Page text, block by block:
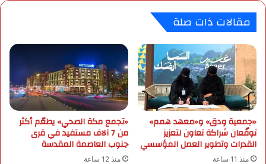
ا
ث
ة
”
ي
و
ز
ع
1
.
4
مقالات ذات صلة
«جمعية ودق» و«معهد همم»
توقّعان شراكة تعاون لتعزيز
القدرات وتطوير العمل المؤسسي
منذ 11 ساعة
«تجمع مكة الصحي» يطعّم أكثر
من 7 آلاف مستفيد في قرى
جنوب العاصمة المقدسة
منذ 12 ساعة